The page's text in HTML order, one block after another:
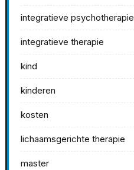
integratieve psychotherapie
integratieve therapie
kind
kinderen
kosten
lichaamsgerichte therapie
master